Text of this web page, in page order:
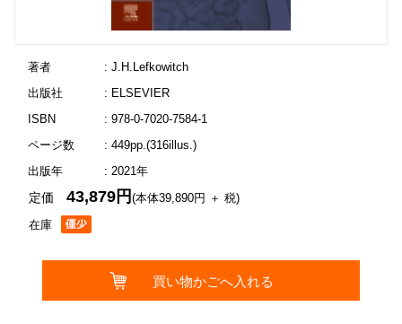
著者
: J.H.Lefkowitch
出版社
: ELSEVIER
ISBN
: 978-0-7020-7584-1
ページ数
: 449pp.(316illus.)
出版年
: 2021年
在庫
定価43,879円(本体39,890円 ＋ 税)